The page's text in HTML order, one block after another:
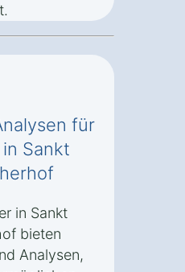
für
Sankt
in Sankt
bieten
Analysen,